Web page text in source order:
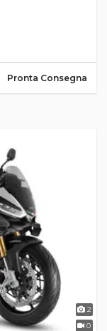
Pronta Consegna
2
0